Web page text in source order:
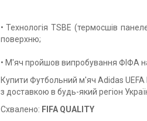
• Технологія TSBE (термосшів
поверхню;
• М'яч пройшов випробування ФІФА на
Купити Футбольний м'яч Adidas
з доставкою в будь-який регіон
Схвалено: FIFA QUALITY